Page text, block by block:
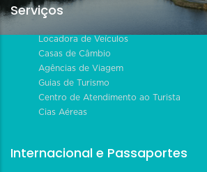
Serviços
Locadora de Veículos
Casas de Câmbio
Agências de Viagem
Guias de Turismo
Centro de Atendimento ao Turista
Cias Aéreas
Internacional e Passaportes